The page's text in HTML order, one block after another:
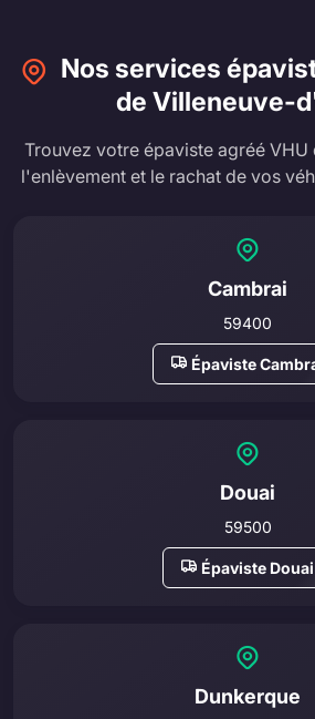
Nos services
de Villeneuve-
Trouvez votre épaviste agréé
l'enlèvement et le rachat de vos
Cambrai
59400
Épaviste
Douai
59500
Épaviste Douai
Dunkerque